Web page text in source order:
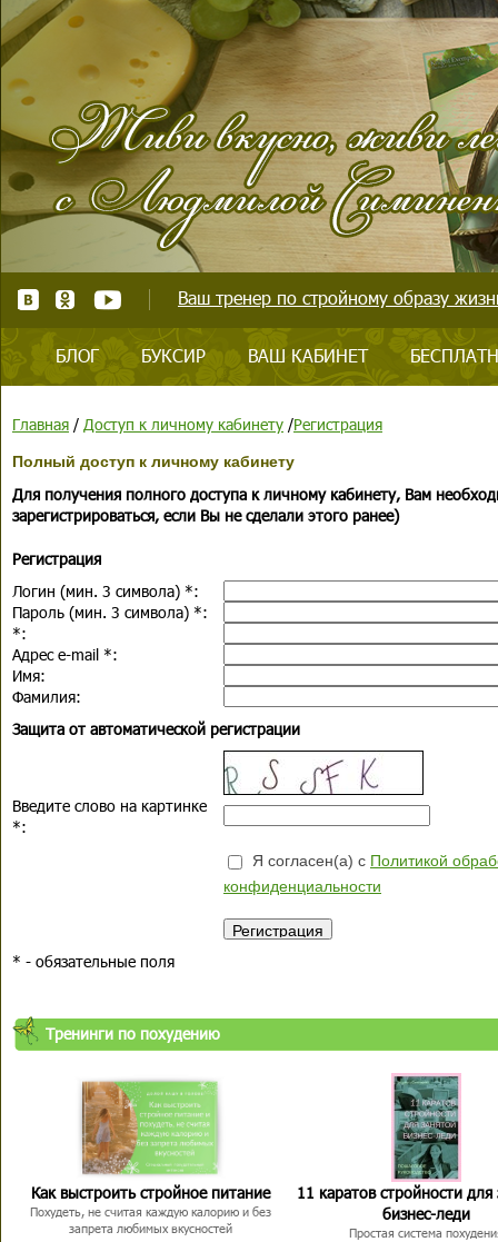
Ваш тренер по стройному образу
БЛОГ БУКСИР ВАШ КАБИНЕТ
Главная / Доступ к личному кабинету /Регистрация
Полный доступ к личному кабинету
Для получения полного доступа к личному кабинету, Вам
зарегистрироваться, если Вы не сделали этого ранее)
Регистрация
Логин (мин. 3 символа) *:
Пароль (мин. 3 символа) *:
*:
Адрес e-mail *:
Имя:
Фамилия:
Защита от автоматической регистрации
Введите слово на картинке
*:
Я согласен(а) с Политикой
конфиденциальности
* - обязательные поля
Тренинги по похудению
Как выстроить стройное питание
Похудеть, не считая каждую калорию и без
запрета любимых вкусностей
11 каратов стройности для
бизнес-леди
Простая система